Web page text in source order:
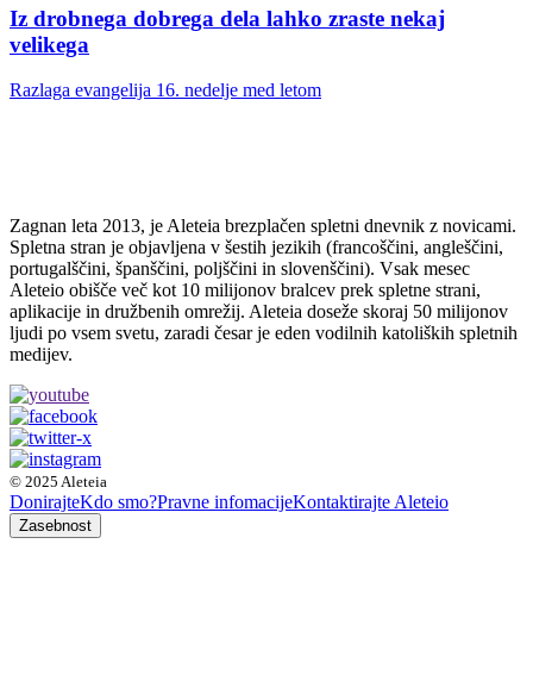
Iz drobnega dobrega dela lahko zraste nekaj
velikega
Razlaga evangelija 16. nedelje med letom
Zagnan leta 2013, je Aleteia brezplačen spletni dnevnik z novicami.
Spletna stran je objavljena v šestih jezikih (francoščini, angleščini,
portugalščini, španščini, poljščini in slovenščini). Vsak mesec
Aleteio obišče več kot 10 milijonov bralcev prek spletne strani,
aplikacije in družbenih omrežij. Aleteia doseže skoraj 50 milijonov
ljudi po vsem svetu, zaradi česar je eden vodilnih katoliških spletnih
medijev.
© 2025 Aleteia
DonirajteKdo smo?Pravne infomacijeKontaktirajte Aleteio
Zasebnost